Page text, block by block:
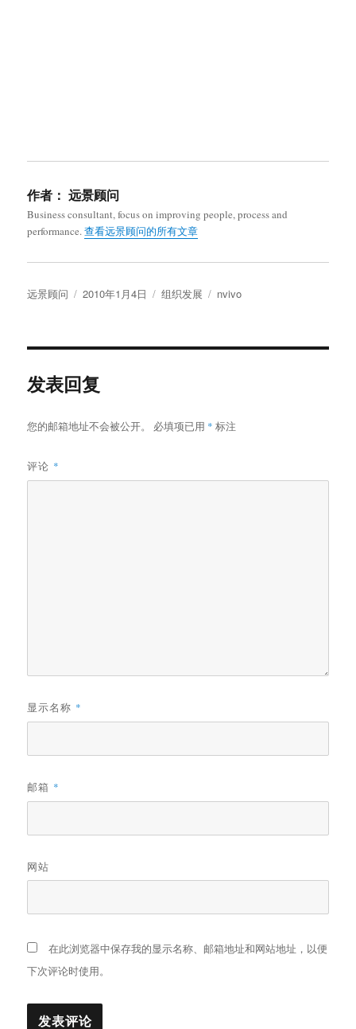
作者： 远景顾问
Business consultant, focus on improving people, process and
performance.查看远景顾问的所有文章
作
远景顾问
发
2010年1月4日
分
组织发展
标
nvivo
发表回复
您的邮箱地址不会被公开。 必填项已用 * 标注
评论 *
显示名称 *
邮箱 *
网站
在此浏览器中保存我的显示名称、邮箱地址和网站地址，以便
下次评论时使用。